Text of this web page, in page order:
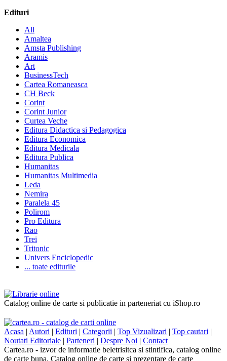
Edituri
All
Amaltea
Amsta Publishing
Aramis
Art
BusinessTech
Cartea Romaneasca
CH Beck
Corint
Corint Junior
Curtea Veche
Editura Didactica si Pedagogica
Editura Economica
Editura Medicala
Editura Publica
Humanitas
Humanitas Multimedia
Leda
Nemira
Paralela 45
Polirom
Pro Editura
Rao
Trei
Tritonic
Univers Enciclopedic
... toate editurile
Catalog online de carte si publicatie in parteneriat cu iShop.ro
Acasa | Autori | Edituri | Categorii | Top Vizualizari | Top cautari |
Noutati Editoriale | Parteneri | Despre Noi | Contact
Cartea.ro - izvor de informatie beletrisitca si stintifica, catalog online
de carte buna. Catalog online de carte si prezentare de carte